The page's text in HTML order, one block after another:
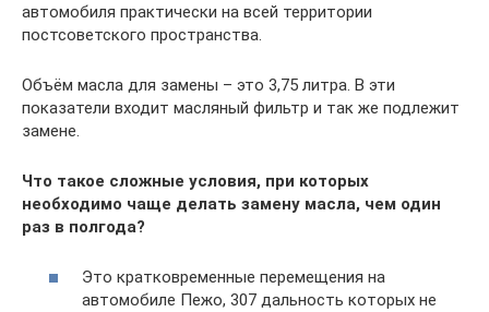
автомобиля практически на всей территории
постсоветского пространства.
Объём масла для замены – это 3,75 литра. В эти
показатели входит масляный фильтр и так же подлежит
замене.
Что такое сложные условия, при которых
необходимо чаще делать замену масла, чем один
раз в полгода?
Это кратковременные перемещения на
автомобиле Пежо, 307 дальность которых не